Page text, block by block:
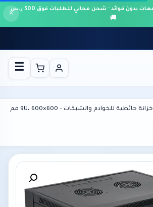
ادفع على 4 دفعات بدون فوائد · شحن مجاني للطلبات فوق 500 ر.س
🚚
×
☰
خزانة حائطية للخوادم والشبكات – 9U، 600×600 مم